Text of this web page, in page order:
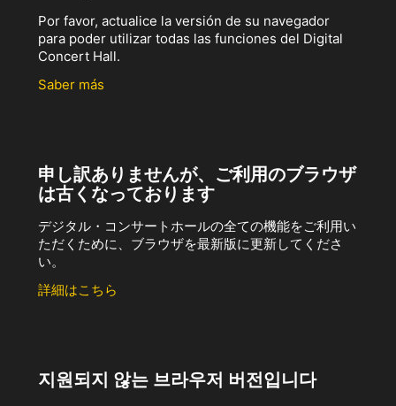
Por favor, actualice la versión de su navegador
para poder utilizar todas las funciones del Digital
Concert Hall.
Saber más
申し訳ありませんが、ご利用のブラウザ
は古くなっております
デジタル・コンサートホールの全ての機能をご利用い
ただくために、ブラウザを最新版に更新してくださ
い。
詳細はこちら
지원되지 않는 브라우저 버전입니다